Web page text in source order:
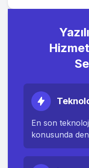
En son
konusunda